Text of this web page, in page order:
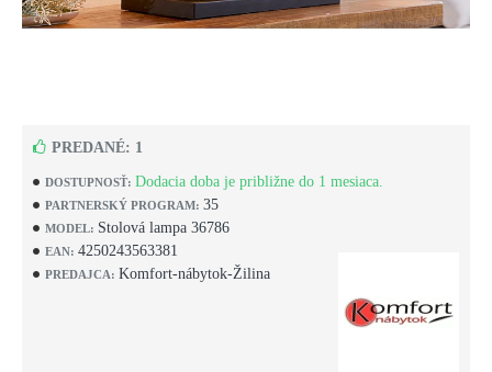
DOSTUPNOSŤ: Dodacia doba je približne do 1 mesiaca.
PARTNERSKÝ PROGRAM: 35
MODEL: Stolová lampa 36786
EAN: 4250243563381
PREDAJCA: Komfort-nábytok-Žilina
PREDANÉ: 1